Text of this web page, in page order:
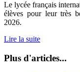
Le lycée français
élèves pour leur très
2026.
Lire la suite
Plus d'articles...